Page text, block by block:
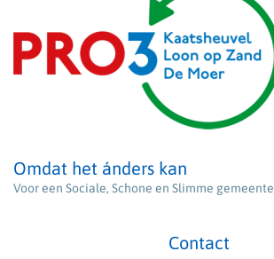
Omdat het ánders kan
Voor een Sociale, Schone en Slimme gemeente
Contact